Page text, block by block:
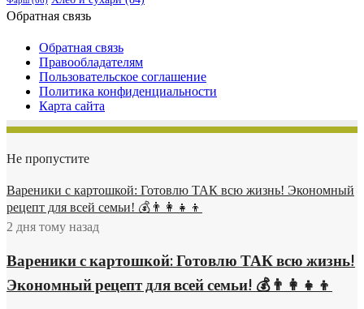
Обратная связь
Обратная связь
Правообладателям
Пользовательское соглашение
Политика конфиденциальности
Карта сайта
Не пропустите
Вареники с картошкой: Готовлю ТАК всю жизнь! Экономный
рецепт для всей семьи! 💰👨👩👧👦
2 дня тому назад
Вареники с картошкой: Готовлю ТАК всю жизнь!
Экономный рецепт для всей семьи! 💰👨👩👧👦